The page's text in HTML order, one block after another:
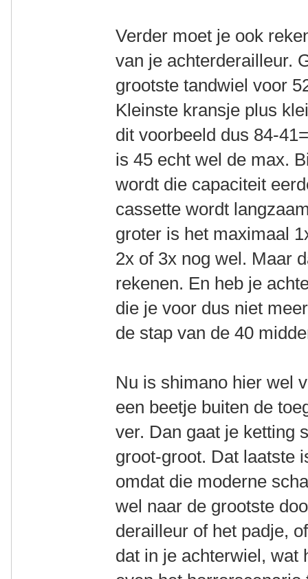
Verder moet je ook
van je achterderailleur.
grootste tandwiel voor
Kleinste kransje plus
dit voorbeeld dus 84-
is 45 echt wel de max.
wordt die capaciteit
cassette wordt
groter is het maximaal
2x of 3x nog wel. Maar
rekenen. En heb je
die je voor dus niet
de stap van de 40
Nu is shimano hier wel
een beetje buiten de
ver. Dan gaat je ketting
groot-groot. Dat laatste
omdat die moderne
wel naar de grootste
derailleur of het padje,
dat in je achterwiel, wat